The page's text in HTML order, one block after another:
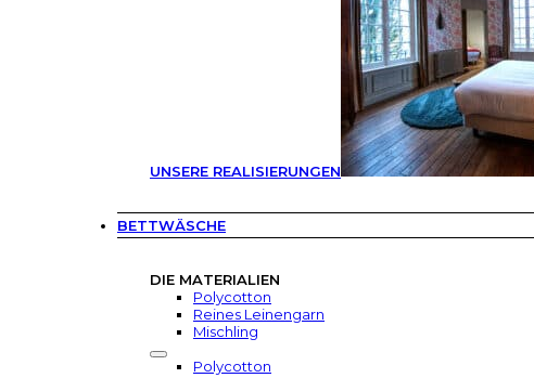
UNSERE REALISIERUNGEN
BETTWÄSCHE
DIE MATERIALIEN
Polycotton
Reines Leinengarn
Mischling
Polycotton